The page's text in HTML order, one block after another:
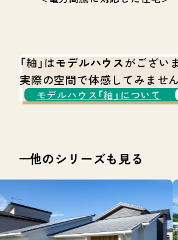
「紬」はモデルハウスがござい
実際の空間で体感してみませ
モデルハウス「紬」について
他のシリーズも見る